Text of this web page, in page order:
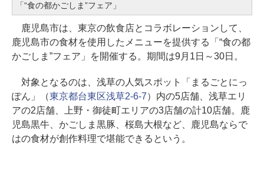
「“食の都かごしま”フェア」
鹿児島市は、東京の飲食店とコラボレーションして、
鹿児島市の食材を使用したメニューを提供する「“食の都
かごしま”フェア」を開催する。期間は9月1日～30日。
対象となるのは、浅草の人気スポット「まるごとにっ
ぽん」（東京都台東区浅草2-6-7）内の5店舗、浅草エリ
アの2店舗、上野・御徒町エリアの3店舗の計10店舗。鹿
児島黒牛、かごしま黒豚、桜島大根など、鹿児島ならで
はの食材が創作料理で堪能できるという。